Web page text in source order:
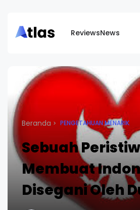
ReviewsNews
Beranda PENGETAHUAN MENARIK
Sebuah
Membuat
Disegani Oleh